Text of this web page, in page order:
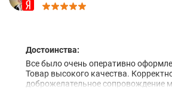
Достоинства:
Все было очень оперативно
Товар высокого качества.
доброжелательное сопровождение